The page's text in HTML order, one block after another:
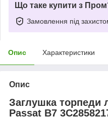
Що таке купити з
Замовлення під
Опис Характеристики
Опис
Заглушка торпеди
Passat B7